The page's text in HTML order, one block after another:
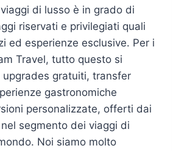
di lusso è in grado di
riservati e privilegiati quali
ed esperienze esclusive. Per i
Travel, tutto questo si
gratuiti, transfer
gastronomiche
personalizzate, offerti dai
segmento dei viaggi di
Noi siamo molto